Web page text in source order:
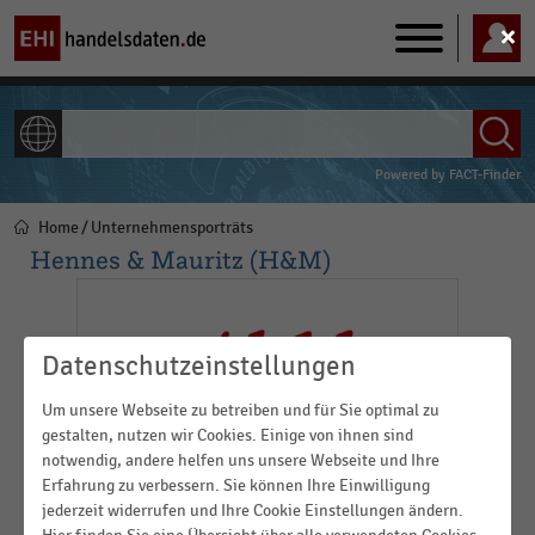
Main
navigation
Powered by FACT-Finder
Pfadnavigation
Home Unternehmensporträts
Hennes & Mauritz (H&M)
Hennes & Mauritz (H&M) mit Sitz in Stockholm ist ein
Datenschutzeinstellungen
Um unsere Webseite zu betreiben und für Sie optimal zu
gestalten, nutzen wir Cookies. Einige von ihnen sind
notwendig, andere helfen uns unsere Webseite und Ihre
Erfahrung zu verbessern. Sie können Ihre Einwilligung
jederzeit widerrufen und Ihre Cookie Einstellungen ändern.